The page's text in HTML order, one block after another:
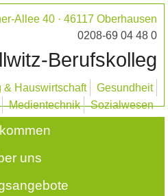
Allee 40 · 46117 Oberhausen
0208-69 04 48 0
Berufskolleg
& Hauswirtschaft
Gesundheit
Medientechnik Sozialwesen
uns